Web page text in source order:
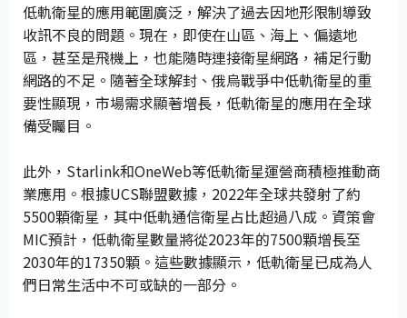
低軌衛星的應用範圍廣泛，解決了過去因地形限制導致
收訊不良的問題。現在，即使在山區、海上、偏遠地
區，甚至是飛機上，也能隨時連接衛星網路，補足行動
網路的不足。隨著全球解封、俄烏戰爭中低軌衛星的重
要性顯現，市場需求顯著增長，低軌衛星的應用在全球
備受矚目。
此外，Starlink和OneWeb等低軌衛星運營商積極推動商
業應用。根據UCS聯盟數據，2022年全球共發射了約
5500顆衛星，其中低軌通信衛星占比超過八成。資策會
MIC預計，低軌衛星數量將從2023年的7500顆增長至
2030年的17350顆。這些數據顯示，低軌衛星已成為人
們日常生活中不可或缺的一部分。